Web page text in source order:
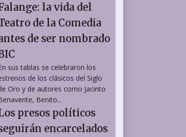
la vida del
de la Comedia
de ser nombrado
sus tablas se celebraron los
de los clásicos del Siglo
Oro y de autores como Jacinto
Benito...
presos políticos
encarcelados